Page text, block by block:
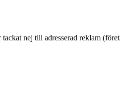
nej till adresserad reklam